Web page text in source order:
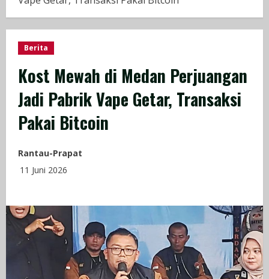
Berita
Kost Mewah di Medan Perjuangan
Jadi Pabrik Vape Getar, Transaksi
Pakai Bitcoin
Rantau-Prapat
11 Juni 2026